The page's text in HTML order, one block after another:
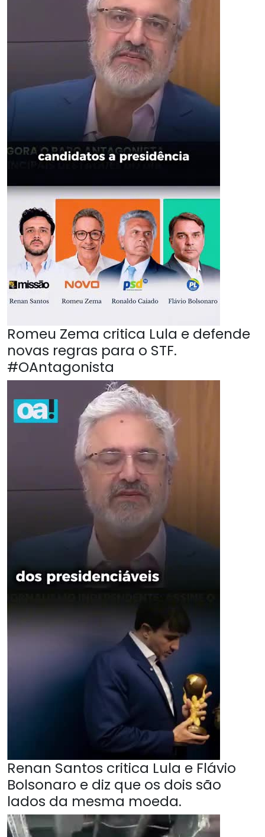
Romeu Zema critica Lula e defende
novas regras para o STF.
#OAntagonista
Renan Santos critica Lula e Flávio
Bolsonaro e diz que os dois são
lados da mesma moeda.